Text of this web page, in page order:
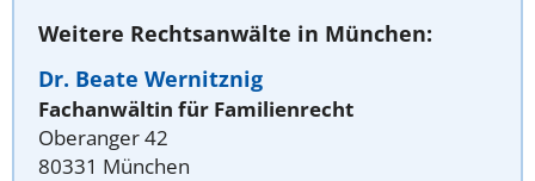
Weitere Rechtsanwälte in München:
Dr. Beate Wernitznig
Fachanwältin für Familienrecht
Oberanger 42
80331 München